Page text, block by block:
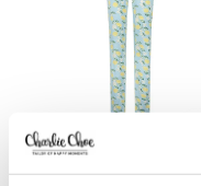
Charlie Choe Women's